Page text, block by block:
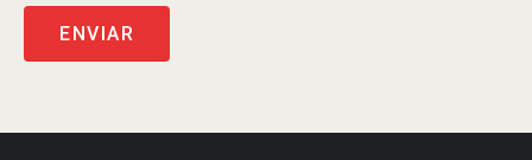
ENVIAR